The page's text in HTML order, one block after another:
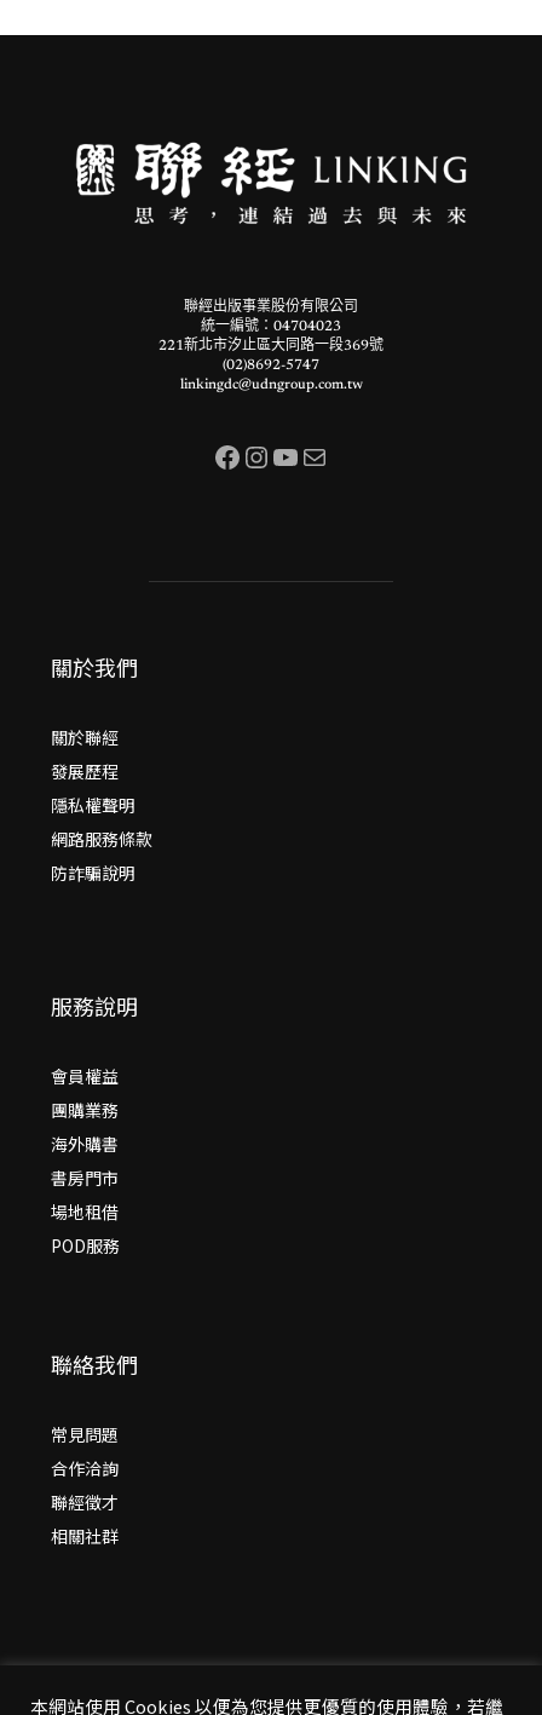
聯經出版事業股份有限公司
統一編號：04704023
221新北市汐止區大同路一段369號
(02)8692-5747
linkingdc@udngroup.com.tw
Facebook InstagramYouTube 電子郵件
關於我們
關於聯經
發展歷程
隱私權聲明
網路服務條款
防詐騙說明
服務說明
會員權益
團購業務
海外購書
書房門市
場地租借
POD服務
聯絡我們
常見問題
合作洽詢
聯經徵才
相關社群
本網站使用 Cookies 以便為您提供更優質的使用體驗，若繼